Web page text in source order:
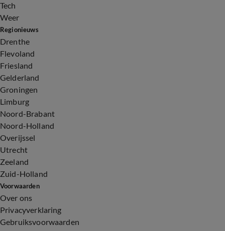
Tech
Weer
Regionieuws
Drenthe
Flevoland
Friesland
Gelderland
Groningen
Limburg
Noord-Brabant
Noord-Holland
Overijssel
Utrecht
Zeeland
Zuid-Holland
Voorwaarden
Over ons
Privacyverklaring
Gebruiksvoorwaarden